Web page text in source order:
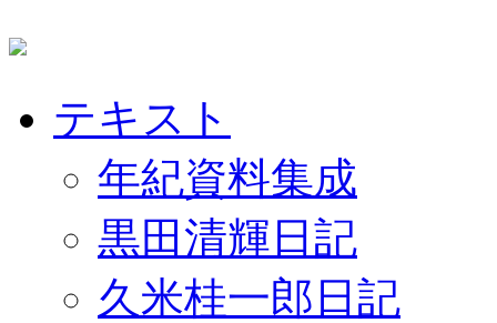
テキスト
年紀資料集成
黒田清輝日記
久米桂一郎日記